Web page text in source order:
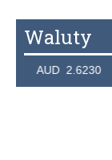
Waluty
AUD 2.6230